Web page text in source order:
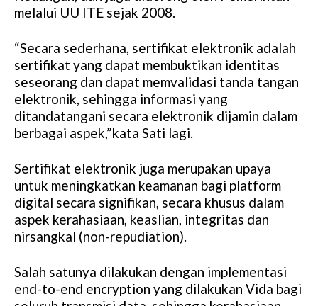
melalui UU ITE sejak 2008.
“Secara sederhana, sertifikat elektronik adalah
sertifikat yang dapat membuktikan identitas
seseorang dan dapat memvalidasi tanda tangan
elektronik, sehingga informasi yang
ditandatangani secara elektronik dijamin dalam
berbagai aspek,”kata Sati lagi.
Sertifikat elektronik juga merupakan upaya
untuk meningkatkan keamanan bagi platform
digital secara signifikan, secara khusus dalam
aspek kerahasiaan, keaslian, integritas dan
nirsangkal (non-repudiation).
Salah satunya dilakukan dengan implementasi
end-to-end encryption yang dilakukan Vida bagi